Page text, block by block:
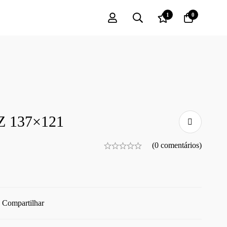
1 0
137×121
(0 comentários)
Compartilhar